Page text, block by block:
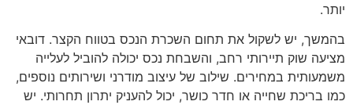
יותר.
בהמשך, יש לשקול את תחום השכרת הנכס בטווח הקצר. דובאי
מציעה שוק תיירותי רחב, והשבחת נכס יכולה להוביל לעלייה
משמעותית במחירים. שילוב של עיצוב מודרני ושירותים נוספים,
כמו בריכת שחייה או חדר כושר, יכול להעניק יתרון תחרותי. יש